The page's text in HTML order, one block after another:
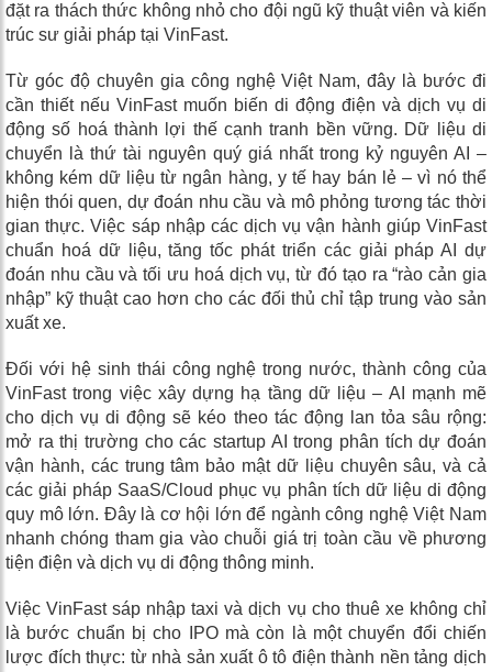
đặt ra thách thức không nhỏ cho đội ngũ kỹ thuật viên và kiến
trúc sư giải pháp tại VinFast.
Từ góc độ chuyên gia công nghệ Việt Nam, đây là bước đi
cần thiết nếu VinFast muốn biến di động điện và dịch vụ di
động số hoá thành lợi thế cạnh tranh bền vững. Dữ liệu di
chuyển là thứ tài nguyên quý giá nhất trong kỷ nguyên AI –
không kém dữ liệu từ ngân hàng, y tế hay bán lẻ – vì nó thể
hiện thói quen, dự đoán nhu cầu và mô phỏng tương tác thời
gian thực. Việc sáp nhập các dịch vụ vận hành giúp VinFast
chuẩn hoá dữ liệu, tăng tốc phát triển các giải pháp AI dự
đoán nhu cầu và tối ưu hoá dịch vụ, từ đó tạo ra “rào cản gia
nhập” kỹ thuật cao hơn cho các đối thủ chỉ tập trung vào sản
xuất xe.
Đối với hệ sinh thái công nghệ trong nước, thành công của
VinFast trong việc xây dựng hạ tầng dữ liệu – AI mạnh mẽ
cho dịch vụ di động sẽ kéo theo tác động lan tỏa sâu rộng:
mở ra thị trường cho các startup AI trong phân tích dự đoán
vận hành, các trung tâm bảo mật dữ liệu chuyên sâu, và cả
các giải pháp SaaS/Cloud phục vụ phân tích dữ liệu di động
quy mô lớn. Đây là cơ hội lớn để ngành công nghệ Việt Nam
nhanh chóng tham gia vào chuỗi giá trị toàn cầu về phương
tiện điện và dịch vụ di động thông minh.
Việc VinFast sáp nhập taxi và dịch vụ cho thuê xe không chỉ
là bước chuẩn bị cho IPO mà còn là một chuyển đổi chiến
lược đích thực: từ nhà sản xuất ô tô điện thành nền tảng dịch